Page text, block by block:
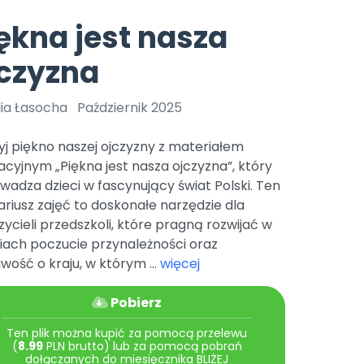
Archiwalne numery
Pomoc
Promocje
czerwca 2024 r. uzyskała
r. Nr decyzji:
Online.
Bliżej Pieska
Pomoc zwierzętom
Książka (dla) Przedszkolaka
TikTok
Zobacz nas na TikToku
YouTube
jest nasza
Łasocha Październik 2025
piękno naszej ojczyzny z materiałem
„Piękna jest nasza ojczyzna”, który
dzieci w fascynujący świat Polski. Ten
zajęć to doskonałe narzędzie dla
przedszkoli, które pragną rozwijać w
poczucie przynależności oraz
o kraju, w którym ... więcej
Pobierz
Ten plik można kupić za pomocą przelewu
(8.99PLN brutto) lub za pomocą pobrań
dołączanych do miesięcznika BLIŻEJ